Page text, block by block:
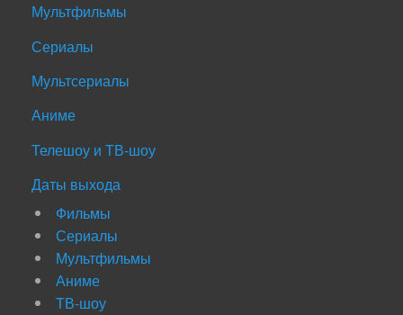
Мультфильмы
Сериалы
Мультсериалы
Аниме
Телешоу и ТВ-шоу
Даты выхода
Фильмы
Сериалы
Мультфильмы
Аниме
ТВ-шоу